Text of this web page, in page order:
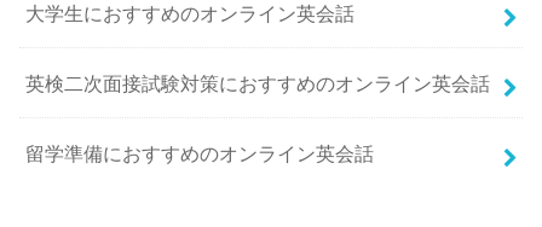
大学生におすすめのオンライン英会話
英検二次面接試験対策におすすめのオンライン英会話
留学準備におすすめのオンライン英会話